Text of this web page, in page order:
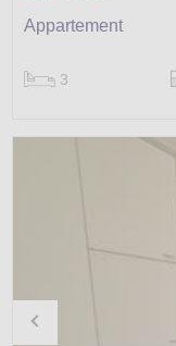
Appartement
3